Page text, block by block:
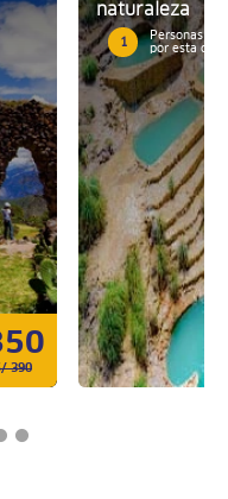
390
naturaleza
1
Personas
por esta